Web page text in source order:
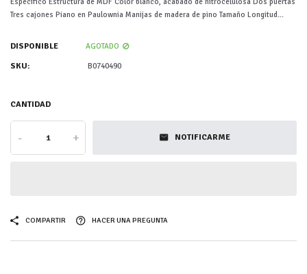
Tres cajones Piano en Paulownia Manijas de madera de pino Tamaño Longitud...
DISPONIBLE AGOTADO
SKU: B0740490
CANTIDAD
- + NOTIFICARME
COMPARTIR HACER UNA PREGUNTA